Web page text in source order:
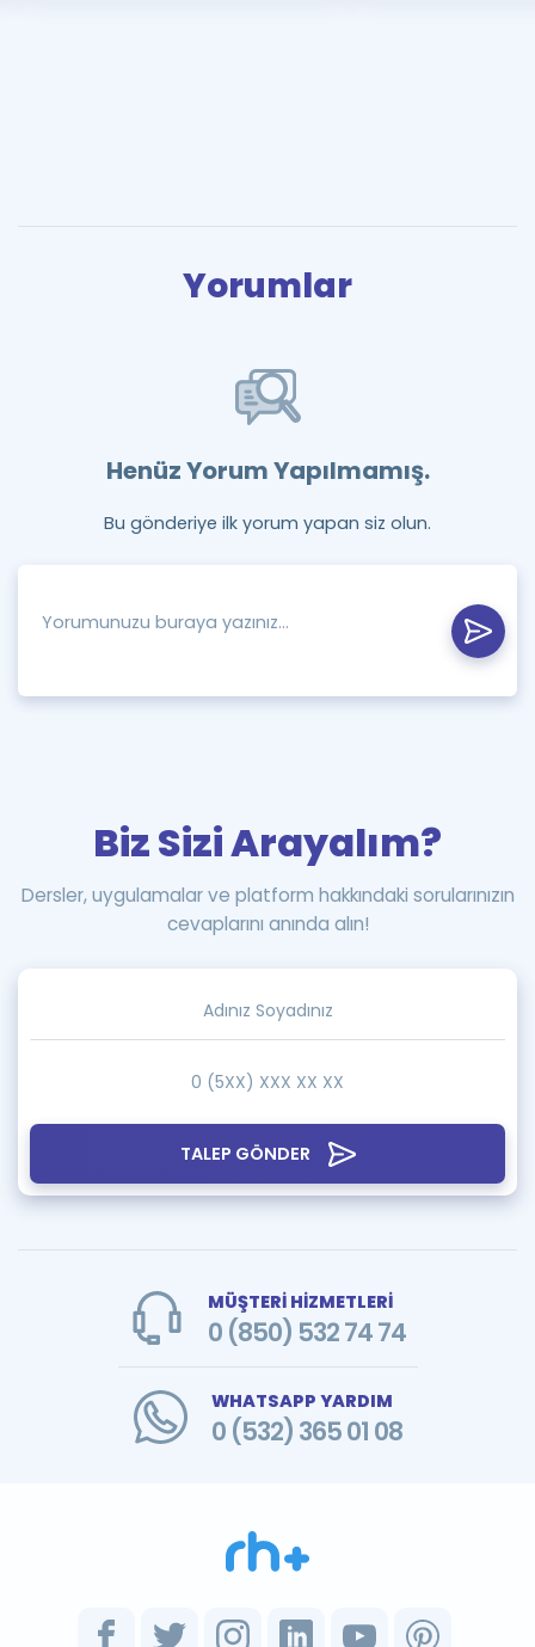
Yorumlar
Henüz Yorum Yapılmamış.
Bu gönderiye ilk yorum yapan siz olun.
TALEP GÖNDER
Biz Sizi Arayalım?
Dersler, uygulamalar ve platform hakkındaki sorularınızın
cevaplarını anında alın!
MÜŞTERİ HİZMETLERİ
0 (850) 532 74 74
WHATSAPP YARDIM
0 (532) 365 01 08